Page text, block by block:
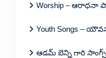
Worship – ఆరాధనా
Youth Songs –
ఆడమ్ బెన్ని గారి సాంగ్స్